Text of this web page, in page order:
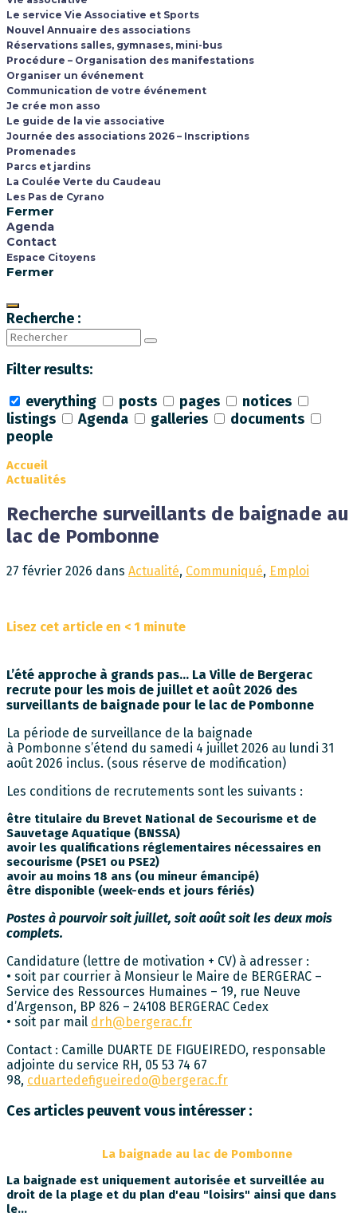
Le service Vie Associative et Sports
Nouvel Annuaire des associations
Réservations salles, gymnases, mini-bus
Procédure – Organisation des manifestations
Organiser un événement
Communication de votre événement
Je crée mon asso
Le guide de la vie associative
Journée des associations 2026 – Inscriptions
Promenades
Parcs et jardins
La Coulée Verte du Caudeau
Les Pas de Cyrano
Fermer
Agenda
Contact
Espace Citoyens
Fermer
Recherche :
Filter results:
everything
posts pages
notices
listings
Agenda galleries
documents
people
search
Accueil
Actualités
Recherche surveillants de baignade au
lac de Pombonne
27 février 2026 dans Actualité, Communiqué, Emploi
Lisez cet article en < 1 minute
L’été approche à grands pas… La Ville de Bergerac
recrute pour les mois de juillet et août 2026 des
surveillants de baignade pour le lac de Pombonne
La période de surveillance de la baignade
à Pombonne s’étend du samedi 4 juillet 2026 au lundi 31
août 2026 inclus. (sous réserve de modification)
Les conditions de recrutements sont les suivants :
être titulaire du Brevet National de Secourisme et de
Sauvetage Aquatique (BNSSA)
avoir les qualifications réglementaires nécessaires en
secourisme (PSE1 ou PSE2)
avoir au moins 18 ans (ou mineur émancipé)
être disponible (week-ends et jours fériés)
Postes à pourvoir soit juillet, soit août soit les deux mois
complets.
Candidature (lettre de motivation + CV) à adresser :
• soit par courrier à Monsieur le Maire de BERGERAC –
Service des Ressources Humaines – 19, rue Neuve
d’Argenson, BP 826 – 24108 BERGERAC Cedex
• soit par mail drh@bergerac.fr
Contact : Camille DUARTE DE FIGUEIREDO, responsable
adjointe du service RH, 05 53 74 67
98, cduartedefigueiredo@bergerac.fr
Ces articles peuvent vous intéresser :
La baignade au lac de Pombonne
La baignade est uniquement autorisée et surveillée au
droit de la plage et du plan d'eau "loisirs" ainsi que dans
le…